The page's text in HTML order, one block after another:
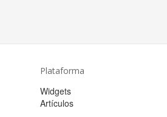
Plataforma
Widgets
Artículos